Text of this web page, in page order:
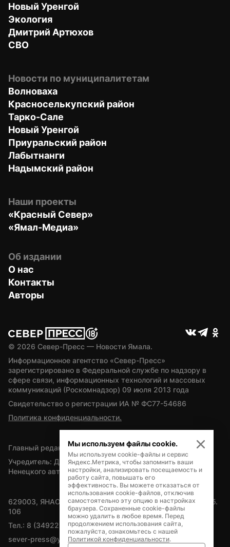
Новый Уренгой
Экология
Дмитрий Артюхов
СВО
Новости по муниципалитетам
Волноваха
Красноселькупский район
Тарко-Сале
Новый Уренгой
Приуральский район
Лабытнанги
Надымский район
Наши проекты
«Красный Север»
«Ямал-Медиа»
Об издании
О нас
Контакты
Авторы
© 2026 Север-Пресс — Новости Ямала.
Информационное агентство «Север-Пресс»
зарегистрировано в Федеральной службе по надзору в
сфере связи, информационных технологий и массовых
коммуникаций (Роскомнадзор) 09 июля 2013 года
Свидетельство о регистрации ИА № ФС77-54686
Политика конфиденциальности.
Главный редактор — А.Л. Поздеев
Учредитель: Департамент внутренней политики Ямало-
Ненецкого автономного округа
629003, ЯНАО, Салехард, мкр. Богдана Кнунянца, д.1, каб.
106
Тел.: 8 (34922) 71262
sever-press@yamal-media.ru
Мы используем файлы cookie.
Мы используем cookie-файлы и сервис
Яндекс.Метрика, чтобы запомнить ваши
настройки, анализировать посещаемость и
работу сайта, повышать его
эффективность. Вы можете отказаться от
использования cookie-файлов, отключив
самостоятельно эту опцию в настройках
браузера. Сохраненные cookie-файлы
можно удалить в любое время. Перед
продолжением использования сайта,
пожалуйста, ознакомьтесь с нашей
Политикой конфиденциальности.